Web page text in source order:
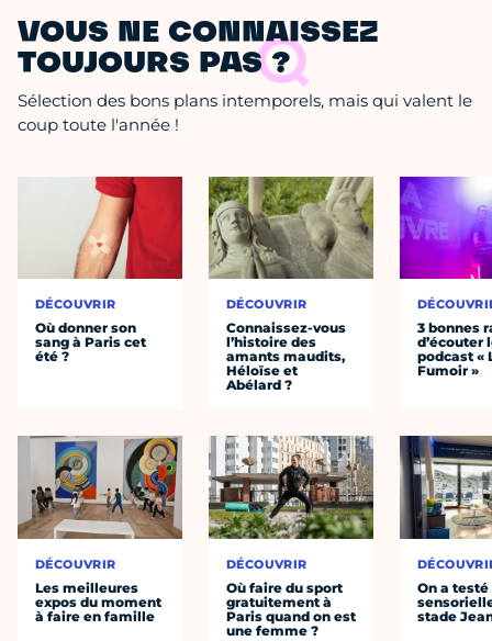
VOUS NE CONNAISSEZ
TOUJOURS PAS ?
Sélection des bons plans intemporels, mais qui valent le
coup toute l'année !
DÉCOUVRIR
Où donner son
sang à Paris cet
été ?
DÉCOUVRIR
Les meilleures
expos du moment
à faire en famille
DÉCOUVRIR
Connaissez-vous
l’histoire des
amants maudits,
Héloïse et
Abélard ?
DÉCOUVRIR
Où faire du sport
gratuitement à
Paris quand on est
une femme ?
3 bonnes
d’écouter
podcast «
Fumoir »
On a
stade